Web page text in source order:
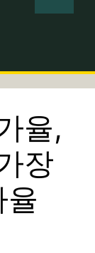
율,
장